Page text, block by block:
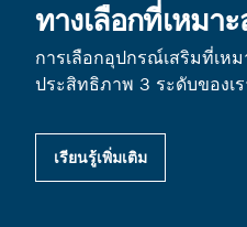
ทางเลือกที่เหมา
การเลือกอุปกรณ์เสริมที่เห
ประสิทธิภาพ 3 ระดับของเร
เรียนรู้เพิ่มเติม